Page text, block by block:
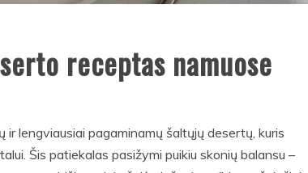
receptas namuose
ir lengviausiai pagaminamų šaltųjų desertų, kuris
Šis patiekalas pasižymi puikiu skonių balansu –